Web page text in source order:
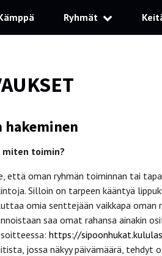
Ryhmät
hakeminen
miten toimin?
että oman ryhmän toiminnan tai
Silloin on tarpeen kääntyä
omia senttejään vaikkapa oman
saa omat rahansa ainakin
https://
jossa näkyy päivämäärä, tehdyt